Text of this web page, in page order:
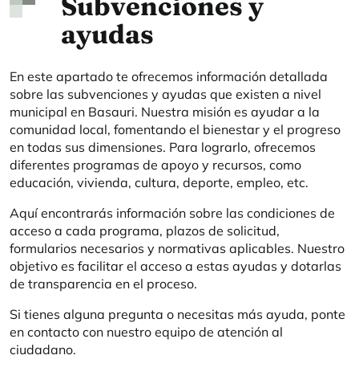
ayudas
En este apartado te ofrecemos información detallada
sobre las subvenciones y ayudas que existen a nivel
municipal en Basauri. Nuestra misión es ayudar a la
comunidad local, fomentando el bienestar y el progreso
en todas sus dimensiones. Para lograrlo, ofrecemos
diferentes programas de apoyo y recursos, como
educación, vivienda, cultura, deporte, empleo, etc.
Aquí encontrarás información sobre las condiciones de
acceso a cada programa, plazos de solicitud,
formularios necesarios y normativas aplicables. Nuestro
objetivo es facilitar el acceso a estas ayudas y dotarlas
de transparencia en el proceso.
Si tienes alguna pregunta o necesitas más ayuda, ponte
en contacto con nuestro equipo de atención al
ciudadano.